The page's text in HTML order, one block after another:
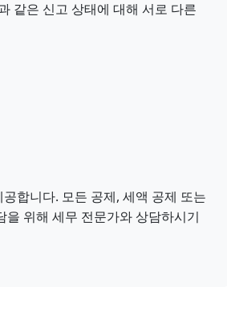
같은 신고 상태에 대해 서로 다른
합니다. 모든 공제, 세액 공제 또는
위해 세무 전문가와 상담하시기